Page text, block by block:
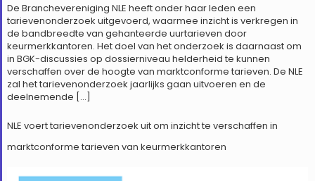
De Branchevereniging NLE heeft onder haar leden een
tarievenonderzoek uitgevoerd, waarmee inzicht is verkregen in
de bandbreedte van gehanteerde uurtarieven door
keurmerkkantoren. Het doel van het onderzoek is daarnaast om
in BGK-discussies op dossierniveau helderheid te kunnen
verschaffen over de hoogte van marktconforme tarieven. De NLE
zal het tarievenonderzoek jaarlijks gaan uitvoeren en de
deelnemende […]
NLE voert tarievenonderzoek uit om inzicht te verschaffen in
marktconforme tarieven van keurmerkkantoren